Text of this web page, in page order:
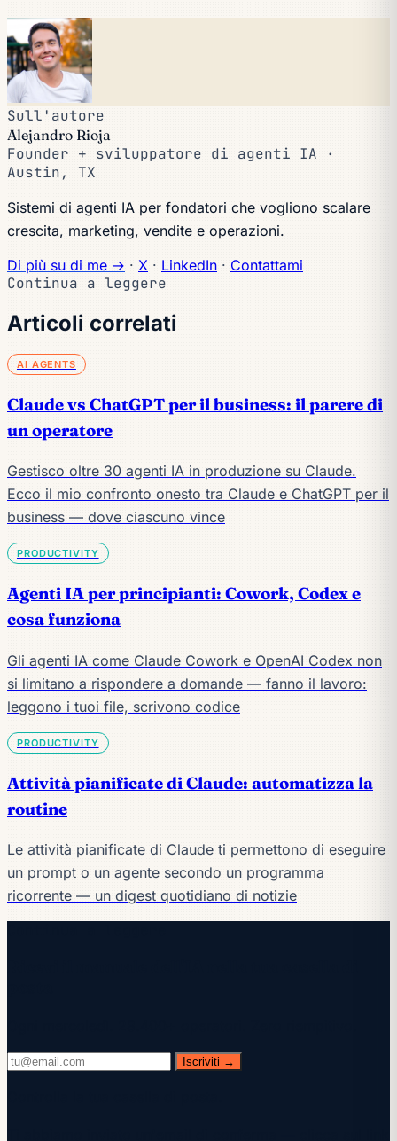
Sull'autore
Alejandro Rioja
Founder + sviluppatore di agenti IA ·
Austin, TX
Sistemi di agenti IA per fondatori che vogliono scalare
crescita, marketing, vendite e operazioni.
Di più su di me → · X · LinkedIn · Contattami
Continua a leggere
Articoli correlati
AI AGENTS
Claude vs ChatGPT per il business: il parere di
un operatore
Gestisco oltre 30 agenti IA in produzione su Claude.
Ecco il mio confronto onesto tra Claude e ChatGPT per il
business — dove ciascuno vince
PRODUCTIVITY
Agenti IA per principianti: Cowork, Codex e
cosa funziona
Gli agenti IA come Claude Cowork e OpenAI Codex non
si limitano a rispondere a domande — fanno il lavoro:
leggono i tuoi file, scrivono codice
PRODUCTIVITY
Attività pianificate di Claude: automatizza la
routine
Le attività pianificate di Claude ti permettono di eseguire
un prompt o un agente secondo un programma
ricorrente — un digest quotidiano di notizie
Iscriviti →